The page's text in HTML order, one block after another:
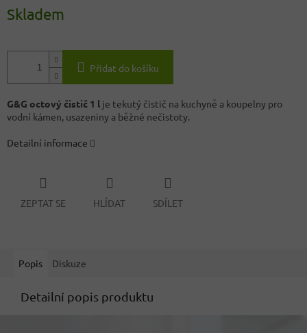
Skladem
Přidat do košíku
G&G octový čistič 1 l je tekutý čistič na kuchyně a koupelny pro
vodní kámen, usazeniny a běžné nečistoty.
Detailní informace
ZEPTAT SE HLÍDAT SDÍLET
Popis Diskuze
Detailní popis produktu